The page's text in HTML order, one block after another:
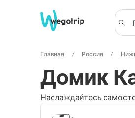
Главная Россия
Домик
Наслаждайтесь